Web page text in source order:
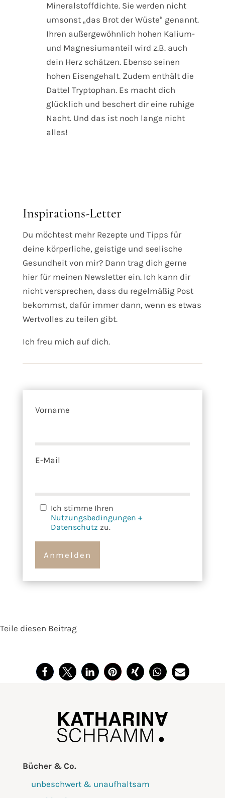
Mineralstoffdichte. Sie werden nicht
umsonst „das Brot der Wüste“ genannt.
Ihren außergewöhnlich hohen Kalium-
und Magnesiumanteil wird z.B. auch
dein Herz schätzen. Ebenso seinen
hohen Eisengehalt. Zudem enthält die
Dattel Tryptophan. Es macht dich
glücklich und beschert dir eine ruhige
Nacht. Und das ist noch lange nicht
alles!
Inspirations-Letter
Du möchtest mehr Rezepte und Tipps für
deine körperliche, geistige und seelische
Gesundheit von mir? Dann trag dich gerne
hier für meinen Newsletter ein. Ich kann dir
nicht versprechen, dass du regelmäßig Post
bekommst, dafür immer dann, wenn es etwas
Wertvolles zu teilen gibt.
Ich freu mich auf dich.
Vorname
E-Mail
Ich stimme Ihren
Nutzungsbedingungen +
Datenschutz zu.
Anmelden
Teile diesen Beitrag
Bücher & Co.
unbeschwert & unaufhaltsam